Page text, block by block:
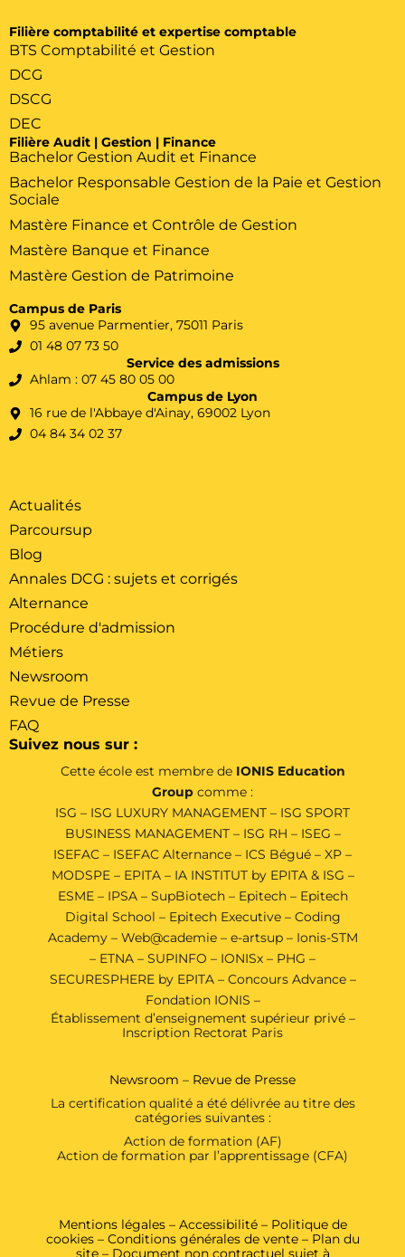
Filière comptabilité et expertise comptable
BTS Comptabilité et Gestion
DCG
DSCG
DEC
Filière Audit | Gestion | Finance
Bachelor Gestion Audit et Finance
Bachelor Responsable Gestion de la Paie et Gestion
Sociale
Mastère Finance et Contrôle de Gestion
Mastère Banque et Finance
Mastère Gestion de Patrimoine
Campus de Paris
95 avenue Parmentier, 75011 Paris
01 48 07 73 50
Service des admissions
Ahlam : 07 45 80 05 00
Campus de Lyon
16 rue de l'Abbaye d'Ainay, 69002 Lyon
04 84 34 02 37
Actualités
Parcoursup
Blog
Annales DCG : sujets et corrigés
Alternance
Procédure d'admission
Métiers
Newsroom
Revue de Presse
FAQ
Suivez nous sur :
Cette école est membre de IONIS Education
Group comme :
ISG – ISG LUXURY MANAGEMENT – ISG SPORT
BUSINESS MANAGEMENT– ISG RH – ISEG –
ISEFAC – ISEFAC Alternance – ICS Bégué – XP –
MODSPE– EPITA– IA INSTITUT by EPITA & ISG –
ESME – IPSA – SupBiotech – Epitech – Epitech
Digital School – Epitech Executive–Coding
Academy– Web@cademie– e-artsup– Ionis-STM
– ETNA – SUPINFO – IONISx – PHG –
SECURESPHERE by EPITA – Concours Advance –
Fondation IONIS –
Établissement d’enseignement supérieur privé –
Inscription Rectorat Paris
Newsroom – Revue de Presse
La certification qualité a été délivrée au titre des
catégories suivantes :
Action de formation (AF)
Action de formation par l’apprentissage (CFA)
Mentions légales– Accessibilité– Politique de
cookies – Conditions générales de vente– Plan du
site– Document non contractuel sujet à